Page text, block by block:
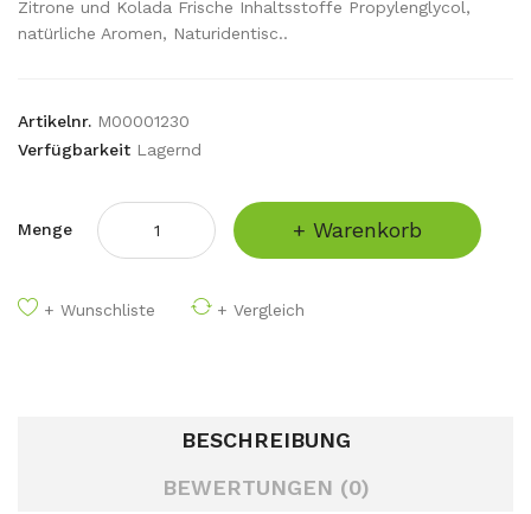
Zitrone und Kolada Frische Inhaltsstoffe Propylenglycol,
natürliche Aromen, Naturidentisc..
Artikelnr. M00001230
Verfügbarkeit Lagernd
Menge + Warenkorb
+ Wunschliste + Vergleich
BESCHREIBUNG
BEWERTUNGEN (0)